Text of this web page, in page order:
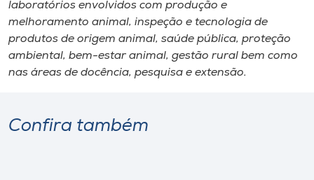
laboratórios envolvidos com produção e
melhoramento animal, inspeção e tecnologia de
produtos de origem animal, saúde pública, proteção
ambiental, bem-estar animal, gestão rural bem como
nas áreas de docência, pesquisa e extensão.
Confira também